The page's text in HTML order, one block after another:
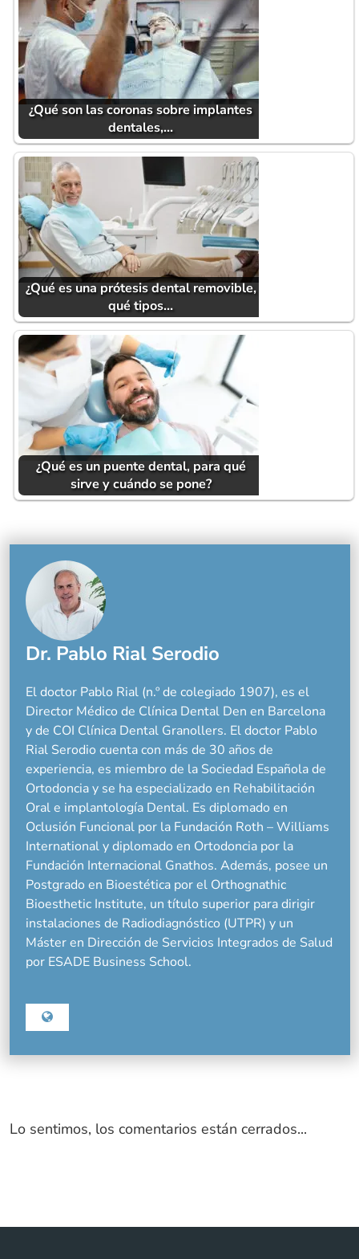
¿Qué son las coronas sobre implantes
dentales,…
¿Qué es una prótesis dental removible,
qué tipos…
¿Qué es un puente dental, para qué
sirve y cuándo se pone?
Dr. Pablo Rial Serodio
El doctor Pablo Rial (n.º de colegiado 1907), es el
Director Médico de Clínica Dental Den en Barcelona
y de COI Clínica Dental Granollers. El doctor Pablo
Rial Serodio cuenta con más de 30 años de
experiencia, es miembro de la Sociedad Española de
Ortodoncia y se ha especializado en Rehabilitación
Oral e implantología Dental. Es diplomado en
Oclusión Funcional por la Fundación Roth – Williams
International y diplomado en Ortodoncia por la
Fundación Internacional Gnathos. Además, posee un
Postgrado en Bioestética por el Orthognathic
Bioesthetic Institute, un título superior para dirigir
instalaciones de Radiodiagnóstico (UTPR) y un
Máster en Dirección de Servicios Integrados de Salud
por ESADE Business School.
Lo sentimos, los comentarios están cerrados...